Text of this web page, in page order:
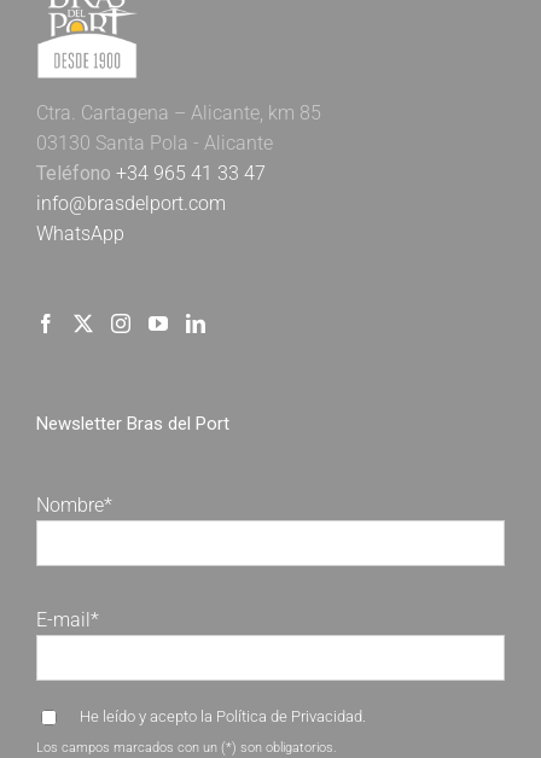
Ctra. Cartagena – Alicante, km 85
03130 Santa Pola - Alicante
Teléfono +34 965 41 33 47
info@brasdelport.com
WhatsApp
Newsletter Bras del Port
Nombre*
E-mail*
He leído y acepto la Política de Privacidad.
Los campos marcados con un (*) son obligatorios.